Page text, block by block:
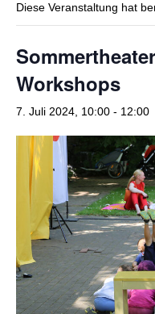
Diese Veranstaltung hat
Workshops
7. Juli 2024, 10:00 - 12:00